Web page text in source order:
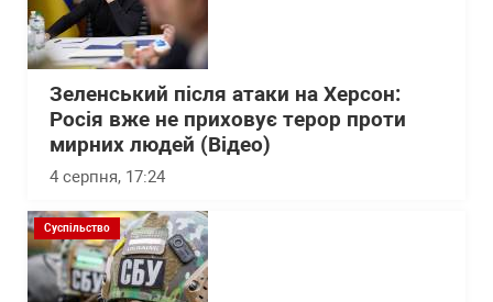
Зеленський після атаки на Херсон:
Росія вже не приховує терор проти
мирних людей (Відео)
4 серпня, 17:24
Суспільство